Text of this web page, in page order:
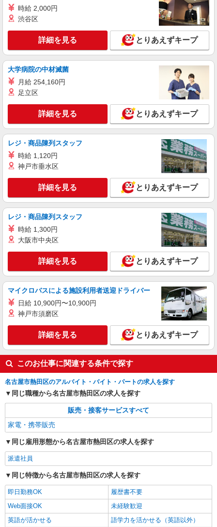
時給1400円〜 ※別途インセンティブ制度あり
○。・゜+゜・。○。・゜+゜ 入社祝い金10万円支
給(規定有) お友達を紹介頂くと, インセンティブ支
給(規定有) ★月2回払い・週払い可能（規程有）★
゜・。○。・゜+゜・。○。・゜+゜
愛知県名古屋市熱田区のUQスポット
詳細を見る
紹介予定派遣
株式会社シエロ
人気機種に詳しくなれる携帯販売【au】
月給273200円〜 ※残業手当別途支給 ※研修期
間6か月・時給1550円〜 ★交通費別途支給（規定
社祝い金10万円支給(規定有) お友達を紹介頂くと,
+゜・。○。・゜+゜
愛知県名古屋市熱田区の家電量販店
キープ 詳細を見る
契約社員
ソフトバンク販売契約社員【名古屋市熱田区エリア】
家電量販店内の携帯販売スタッフ
月給 271,340円 〜 271,340円 試用期間なし ※
経験・能力による 【試用期間】時給 0 円 〜 0 円
■ソフトバンク販売契約社員【名古屋市熱田区
キープ 詳細を見る
時給 2,000円
渋谷区
詳細を見る とりあえずキープ
大学病院の中材滅菌
月給 254,160円
足立区
詳細を見る とりあえずキープ
レジ・商品陳列スタッフ
時給 1,120円
神戸市垂水区
詳細を見る とりあえずキープ
レジ・商品陳列スタッフ
時給 1,300円
大阪市中央区
詳細を見る とりあえずキープ
マイクロバスによる施設利用者送迎ドライバー
日給 10,900円〜10,900円
神戸市須磨区
詳細を見る とりあえずキープ
このお仕事に関連する条件で探す
名古屋市熱田区のアルバイト・バイト・パートの求人を探す
同じ職種から名古屋市熱田区の求人を探す
販売・接客サービスすべて
家電・携帯販売
同じ雇用形態から名古屋市熱田区の求人を探す
派遣社員
同じ特徴から名古屋市熱田区の求人を探す
即日勤務OK
履歴書不要
Web面接OK
未経験歓迎
英語が活かせる
語学力を活かせる（英語以外）